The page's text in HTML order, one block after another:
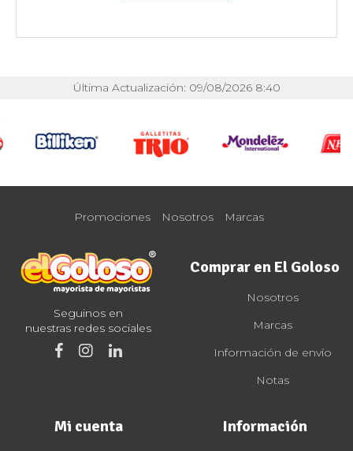
Última Actualización: 09/08/2026 8:40
Promociones Nosotros Marcas
Seguinos en
nuestras redes sociales
Comprar en El Goloso
Nosotros
Marcas
Información de envío
Notas
Mi cuenta Información